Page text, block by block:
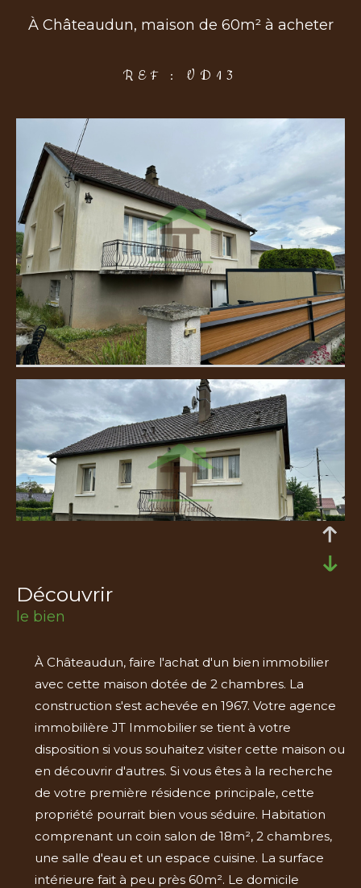
À Châteaudun, maison de 60m² à acheter
REF : VD13
découvrir
le bien
À Châteaudun, faire l'achat d'un bien immobilier
avec cette maison dotée de 2 chambres. La
construction s'est achevée en 1967. Votre agence
immobilière JT Immobilier se tient à votre
disposition si vous souhaitez visiter cette maison ou
en découvrir d'autres. Si vous êtes à la recherche
de votre première résidence principale, cette
propriété pourrait bien vous séduire. Habitation
comprenant un coin salon de 18m², 2 chambres,
une salle d'eau et un espace cuisine. La surface
intérieure fait à peu près 60m². Le domicile